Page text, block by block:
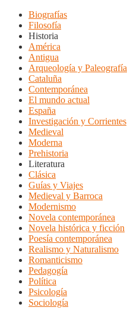
Biografías
Filosofía
Historia
América
Antigua
Arqueología y Paleografía
Cataluña
Contemporánea
El mundo actual
España
Investigación y Corrientes
Medieval
Moderna
Prehistoria
Literatura
Clásica
Guías y Viajes
Medieval y Barroca
Modernismo
Novela contemporánea
Novela histórica y ficción
Poesía contemporánea
Realismo y Naturalismo
Romanticismo
Pedagogía
Política
Psicología
Sociología